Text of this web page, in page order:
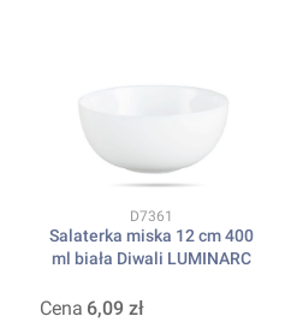
Kod produktu
D7361
Salaterka miska 12 cm 400
ml biała Diwali LUMINARC
Cena 6,09 zł